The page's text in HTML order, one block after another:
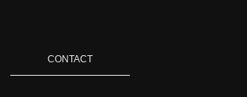
CONTACT